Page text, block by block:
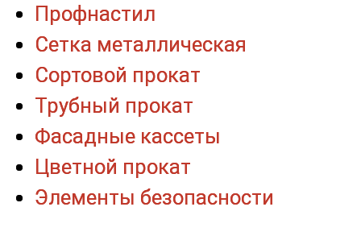
Профнастил
Сетка металлическая
Сортовой прокат
Трубный прокат
Фасадные кассеты
Цветной прокат
Элементы безопасности
Профнастил
Сетка металлическая
Сортовой прокат
Трубный прокат
Фасадные кассеты
Цветной прокат
Элементы безопасности